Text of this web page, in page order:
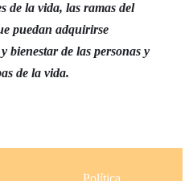
de la vida, las ramas del
puedan adquirirse
bienestar de las personas y
de la vida.